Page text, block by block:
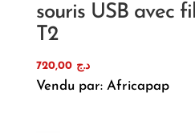
souris USB avec
T2
د.ج 720,00
Vendu par: Africapap